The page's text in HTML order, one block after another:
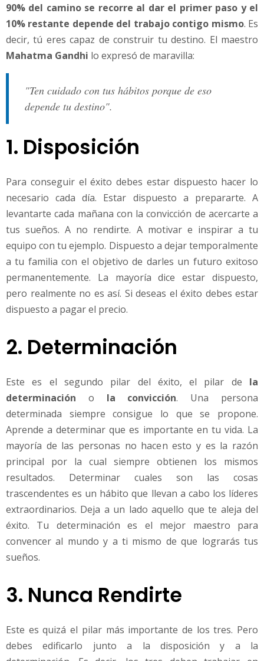
90% del camino se recorre al dar el primer paso y el
10% restante depende del trabajo contigo mismo. Es
decir, tú eres capaz de construir tu destino. El maestro
Mahatma Gandhi lo expresó de maravilla:
"Ten cuidado con tus hábitos porque de eso
depende tu destino".
1. Disposición
Para conseguir el éxito debes estar dispuesto hacer lo
necesario cada día. Estar dispuesto a prepararte. A
levantarte cada mañana con la convicción de acercarte a
tus sueños. A no rendirte. A motivar e inspirar a tu
equipo con tu ejemplo. Dispuesto a dejar temporalmente
a tu familia con el objetivo de darles un futuro exitoso
permanentemente. La mayoría dice estar dispuesto,
pero realmente no es así. Si deseas el éxito debes estar
dispuesto a pagar el precio.
2. Determinación
Este es el segundo pilar del éxito, el pilar de la
determinación o la convicción. Una persona
determinada siempre consigue lo que se propone.
Aprende a determinar que es importante en tu vida. La
mayoría de las personas no hacen esto y es la razón
principal por la cual siempre obtienen los mismos
resultados. Determinar cuales son las cosas
trascendentes es un hábito que llevan a cabo los líderes
extraordinarios. Deja a un lado aquello que te aleja del
éxito. Tu determinación es el mejor maestro para
convencer al mundo y a ti mismo de que lograrás tus
sueños.
3. Nunca Rendirte
Este es quizá el pilar más importante de los tres. Pero
debes edificarlo junto a la disposición y a la